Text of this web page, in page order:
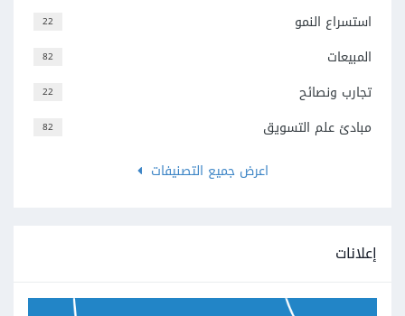
22 استسراع النمو
82 المبيعات
22 تجارب ونصائح
82
مبادئ علم التسويق
اعرض جميع التصنيفات
إعلانات